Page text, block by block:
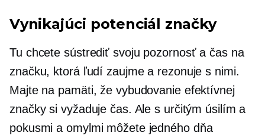
Vynikajúci potenciál značky
Tu chcete sústrediť svoju pozornosť a čas na
značku, ktorá ľudí zaujme a rezonuje s nimi.
Majte na pamäti, že vybudovanie efektívnej
značky si vyžaduje čas. Ale s určitým úsilím a
pokusmi a omylmi môžete jedného dňa